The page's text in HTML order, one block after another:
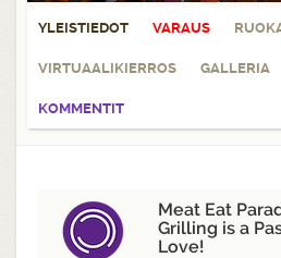
YLEISTIEDOT VARAUS
VIRTUAALIKIERROS GALLERIA
KOMMENTIT
Meat Eat
Grilling is a
Love!